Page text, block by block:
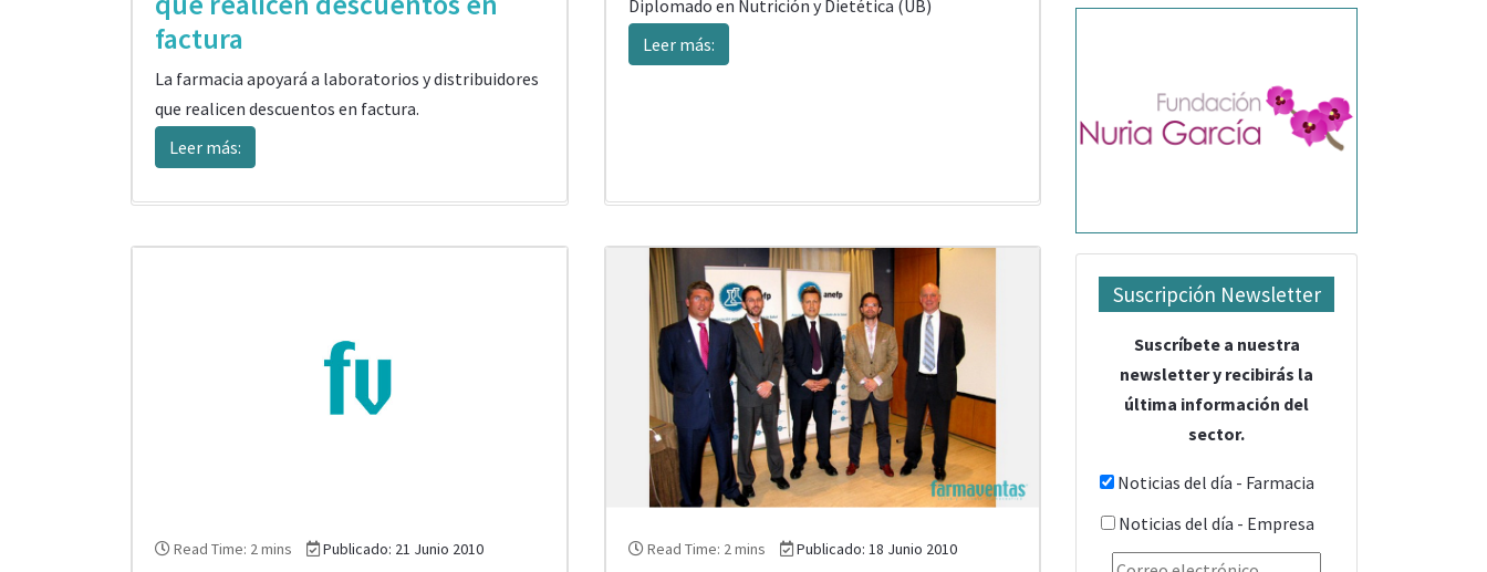
factura
La farmacia apoyará a laboratorios y distribuidores
que realicen descuentos en factura.
Leer más:
Diplomado en Nutrición y Dietética (UB)
Leer más:
Read Time: 2 mins Publicado: 21 Junio 2010 Read Time: 2 mins Publicado: 18 Junio 2010
Suscripción Newsletter
Suscríbete a nuestra
newsletter y recibirás la
última información del
sector.
Noticias del día - Farmacia
Noticias del día - Empresa